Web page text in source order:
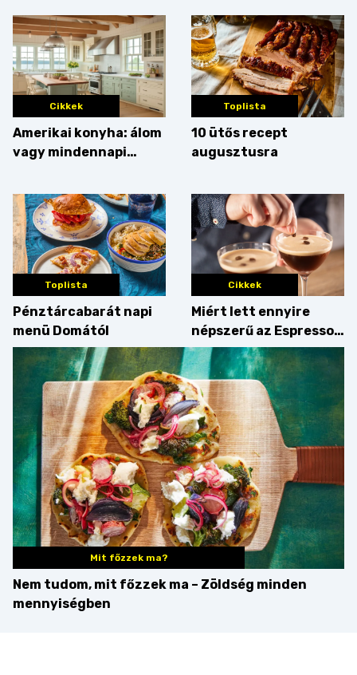
Cikkek
Amerikai konyha: álom
vagy mindennapi
az érveket
Toplista
10 ütős recept
augusztusra
Toplista
Pénztárcabarát napi
menü Domától
Cikkek
Miért lett ennyire
népszerű az Espresso
Martini – és mit
érdemes enni mellé?
Mit főzzek ma?
Nem tudom, mit főzzek ma – Zöldség minden
mennyiségben